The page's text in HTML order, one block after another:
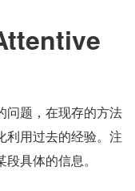
问题，在现存的方法
利用过去的经验。注
具体的信息。